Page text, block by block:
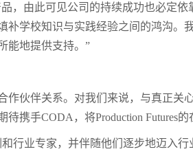
品，由此可见公司的持续成功也必定
学校知识与实践经验之间的鸿沟。
能地提供支持。”
作伙伴关系。对我们来说，与真正
携手CODA，将Production Futures
行业专家，并伴随他们逐步地迈入